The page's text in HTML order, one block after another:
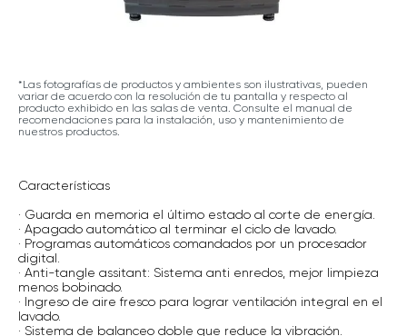
*Las fotografías de productos y ambientes son ilustrativas, pueden
variar de acuerdo con la resolución de tu pantalla y respecto al
producto exhibido en las salas de venta. Consulte el manual de
recomendaciones para la instalación, uso y mantenimiento de
nuestros productos.
Características
· Guarda en memoria el último estado al corte de energía.
· Apagado automático al terminar el ciclo de lavado.
· Programas automáticos comandados por un procesador
digital.
· Anti-tangle assitant: Sistema anti enredos, mejor limpieza
menos bobinado.
· Ingreso de aire fresco para lograr ventilación integral en el
lavado.
· Sistema de balanceo doble que reduce la vibración.